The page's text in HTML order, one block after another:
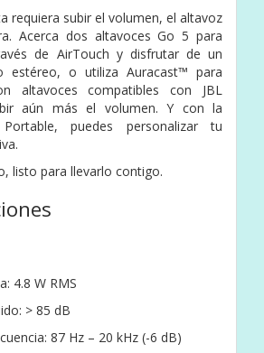
requiera subir el volumen, el altavoz
Acerca dos altavoces Go 5 para
de AirTouch y disfrutar de un
estéreo, o utiliza Auracast™ para
altavoces compatibles con JBL
aún más el volumen. Y con la
puedes personalizar tu
listo para llevarlo contigo.
4.8 W RMS
> 85 dB
87 Hz – 20 kHz (-6 dB)